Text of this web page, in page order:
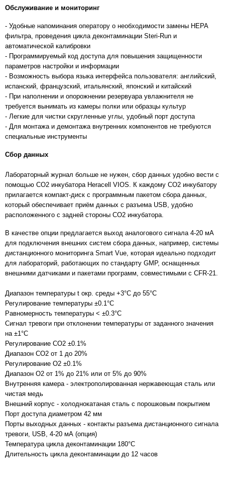
Обслуживание и мониторинг
- Удобные напоминания оператору о необходимости замены HEPA
фильтра, проведения цикла деконтаминации Steri-Run и
автоматической калибровки
- Программируемый код доступа для повышения защищенности
параметров настройки и информации
- Возможность выбора языка интерфейса пользователя: английский,
испанский, французский, итальянский, японский и китайский
- При наполнении и опорожнении резервуара увлажнителя не
требуется вынимать из камеры полки или образцы культур
- Легкие для чистки скругленные углы, удобный порт доступа
- Для монтажа и демонтажа внутренних компонентов не требуются
специальные инструменты
Сбор данных
Лабораторный журнал больше не нужен, сбор данных удобно вести с
помощью CO2 инкубатора Heracell VIOS. К каждому CO2 инкубатору
прилагается компакт-диск с программным пакетом сбора данных,
который обеспечивает приём данных с разъема USB, удобно
расположенного с задней стороны CO2 инкубатора.
В качестве опции предлагается выход аналогового сигнала 4-20 мА
для подключения внешних систем сбора данных, например, системы
дистанционного мониторинга Smart Vue, которая идеально подходит
для лабораторий, работающих по стандарту GMP, оснащенных
внешними датчиками и пакетами программ, совместимыми с CFR-21.
Диапазон температуры t окр. среды +3°C до 55°C
Регулирование температуры ±0.1°C
Равномерность температуры < ±0.3°C
Сигнал тревоги при отклонении температуры от заданного значения
на ±1°C
Регулирование CO2 ±0.1%
Диапазон CO2 от 1 до 20%
Регулирование O2 ±0.1%
Диапазон O2 от 1% до 21% или от 5% до 90%
Внутренняя камера - электрополированная нержавеющая сталь или
чистая медь
Внешний корпус - холоднокатаная сталь с порошковым покрытием
Порт доступа диаметром 42 мм
Порты выходных данных - контакты разъема дистанционного сигнала
тревоги, USB, 4-20 мА (опция)
Температура цикла деконтаминации 180°C
Длительность цикла деконтаминации до 12 часов